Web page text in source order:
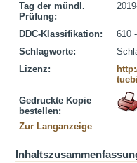
Tag der mündl.
Prüfung:
DDC-Klassifikation:
610
Schlagworte:
Lizenz:
Gedruckte Kopie
bestellen:
Zur Langanzeige